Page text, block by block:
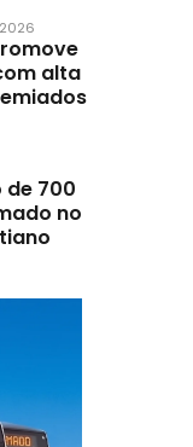
alta
700
no